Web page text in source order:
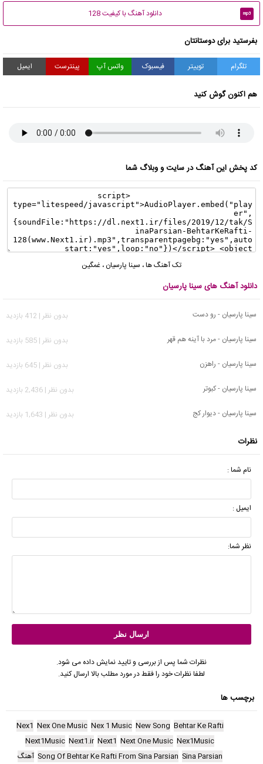
mp3 دانلود آهنگ با کیفیت 128
بفرستید برای دوستانتان
تلگرام توییتر فیسبوک واتس آپ پینترست ایمیل
هم اکنون گوش کنید
کد پخش این آهنگ در سایت و وبلاگ شما
تک آهنگ ها، سینا پارسیان ، غمگین
دانلود آهنگ های سینا پارسیان
سینا پارسیان - رو دست
بدون نظر | 412 بازدید
سینا پارسیان - مرد‌ با‌ آینه هم قهر
بدون نظر | 585 بازدید
سینا پارسیان - راهزن
بدون نظر | 645 بازدید
سینا پارسیان - کبوتر
بدون نظر | 2,436 بازدید
سینا پارسیان - دیوار کج
بدون نظر | 1,643 بازدید
نظرات
نام شما :
ایمیل :
نظر شما:
نظرات شما پس از بررسی و تایید نمایش داده می شود.
لطفا نظرات خود را فقط در مورد مطلب بالا ارسال کنید.
برچسب ها
Behtar Ke Rafti
New Song
Nex 1 Music
Nex One Music
Nex1
Nex1Music
Next One Music
Next1
Next1.ir
Next1Music
Sina Parsian
Song Of Behtar Ke Rafti From Sina Parsian آهنگ